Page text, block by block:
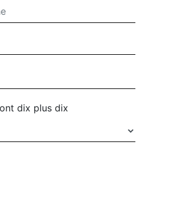
dix plus dix